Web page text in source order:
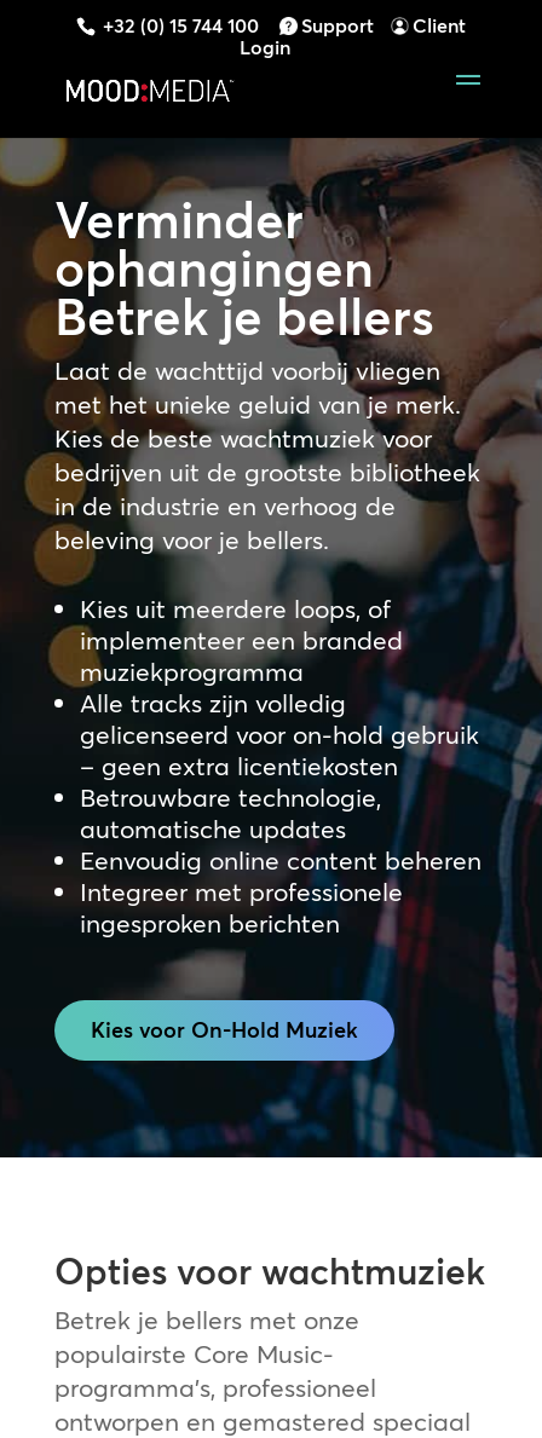
+32 (0) 15 744 100 Support
Client
Login
Verminder
ophangingen
Betrek je bellers
Laat de wachttijd voorbij vliegen
met het unieke geluid van je merk.
Kies de beste wachtmuziek voor
bedrijven uit de grootste bibliotheek
in de industrie en verhoog de
beleving voor je bellers.
Kies uit meerdere loops, of
implementeer een branded
muziekprogramma
Alle tracks zijn volledig
gelicenseerd voor on-hold gebruik
– geen extra licentiekosten
Betrouwbare technologie,
automatische updates
Eenvoudig online content beheren
Integreer met professionele
ingesproken berichten
Kies voor On-Hold Muziek
Opties voor wachtmuziek
Betrek je bellers met onze
populairste Core Music-
programma’s, professioneel
ontworpen en gemastered speciaal